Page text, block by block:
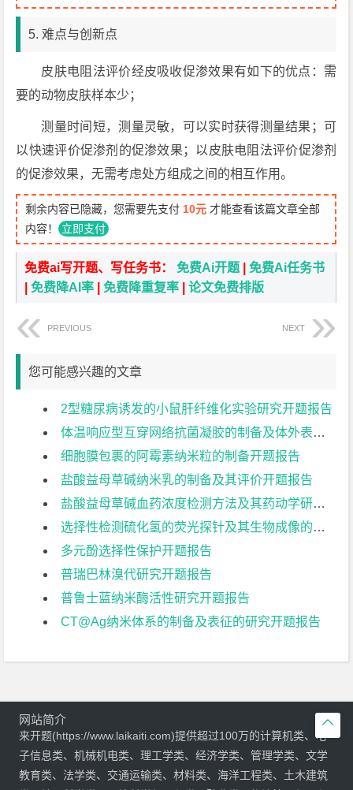
5. 难点与创新点
皮肤电阻法评价经皮吸收促渗效果有如下的优点：需
要的动物皮肤样本少；
测量时间短，测量灵敏，可以实时获得测量结果；可
以快速评价促渗剂的促渗效果；以皮肤电阻法评价促渗剂
的促渗效果，无需考虑处方组成之间的相互作用。
剩余内容已隐藏，您需要先支付 10元 才能查看该篇文章全部
内容！ 立即支付
免费ai写开题、写任务书：免费Ai开题 |免费Ai任务书
|免费降AI率 |免费降重复率 |论文免费排版
PREVIOUS NEXT
您可能感兴趣的文章
2型糖尿病诱发的小鼠肝纤维化实验研究开题报告
体温响应型互穿网络抗菌凝胶的制备及体外表征开题报告
细胞膜包裹的阿霉素纳米粒的制备开题报告
盐酸益母草碱纳米乳的制备及其评价开题报告
盐酸益母草碱血药浓度检测方法及其药动学研究开题报告
选择性检测硫化氢的荧光探针及其生物成像的应用开题报告
多元酚选择性保护开题报告
普瑞巴林溴代研究开题报告
普鲁士蓝纳米酶活性研究开题报告
CT@Ag纳米体系的制备及表征的研究开题报告

网站简介
来开题(https://www.laikaiti.com)提供超过100万的计算机类、电
子信息类、机械机电类、理工学类、经济学类、管理学类、文学
教育类、法学类、交通运输类、材料类、海洋工程类、土木建筑